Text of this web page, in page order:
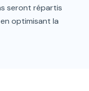
seront répartis
optimisant la